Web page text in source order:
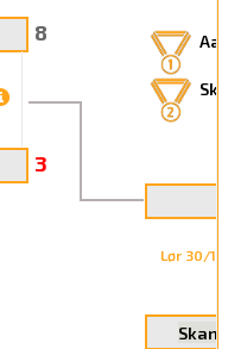
8
3
Lør 30/